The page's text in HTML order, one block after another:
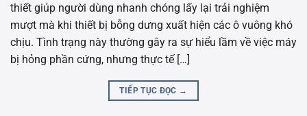
thiết giúp người dùng nhanh chóng lấy lại trải nghiệm
mượt mà khi thiết bị bỗng dưng xuất hiện các ô vuông khó
chịu. Tình trạng này thường gây ra sự hiểu lầm về việc máy
bị hỏng phần cứng, nhưng thực tế […]
TIẾP TỤC ĐỌC →